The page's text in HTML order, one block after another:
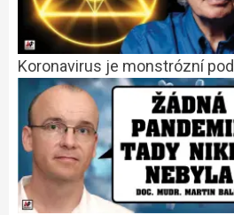
Koronavirus je monstrózní